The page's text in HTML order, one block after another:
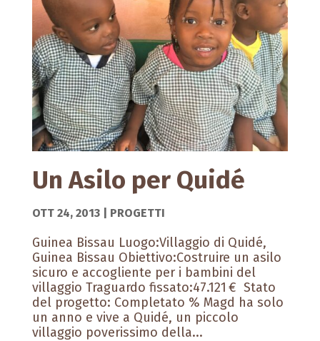
Un Asilo per Quidé
OTT 24, 2013| PROGETTI
Guinea Bissau Luogo:Villaggio di Quidé,
Guinea Bissau Obiettivo:Costruire un asilo
sicuro e accogliente per i bambini del
villaggio Traguardo fissato:47.121 € Stato
del progetto: Completato % Magd ha solo
un anno e vive a Quidé, un piccolo
villaggio poverissimo della...